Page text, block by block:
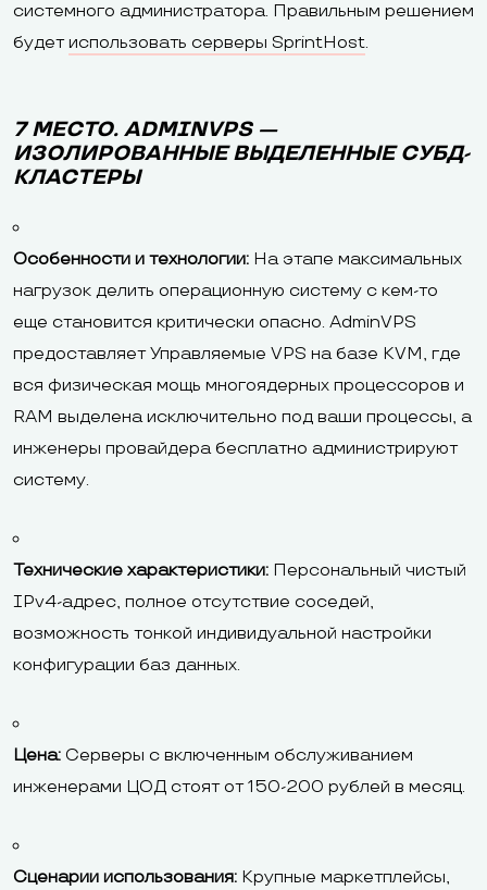
системного администратора. Правильным решением
будетиспользовать серверы SprintHost.
7 МЕСТО. ADMINVPS —
ИЗОЛИРОВАННЫЕ ВЫДЕЛЕННЫЕ СУБД-
КЛАСТЕРЫ
Особенности и технологии: На этапе максимальных
нагрузок делить операционную систему с кем-то
еще становится критически опасно. AdminVPS
предоставляет Управляемые VPS на базе KVM, где
вся физическая мощь многоядерных процессоров и
RAM выделена исключительно под ваши процессы, а
инженеры провайдера бесплатно администрируют
систему.
Технические характеристики: Персональный чистый
IPv4-адрес, полное отсутствие соседей,
возможность тонкой индивидуальной настройки
конфигурации баз данных.
Цена: Серверы с включенным обслуживанием
инженерами ЦОД стоят от 150-200 рублей в месяц.
Сценарии использования: Крупные маркетплейсы,